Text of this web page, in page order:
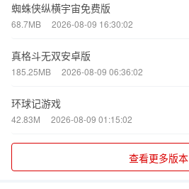
蜘蛛侠纵横宇宙免费版
68.7MB 2026-08-09 16:30:02
真格斗无双安卓版
185.25MB 2026-08-09 06:36:02
环球记游戏
42.83M 2026-08-09 01:15:02
查看更多版本